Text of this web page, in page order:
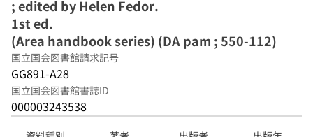
Division, Library
of Congress ;
edited by Helen
Fedor. 1st ed.
(Area handbook
series) (DA pam ;
550-112)
; edited by Helen Fedor.
1st ed.
(Area handbook series) (DA pam ; 550-112)
国立国会図書館請求記号
GG891-A28
国立国会図書館書誌ID
000003243538